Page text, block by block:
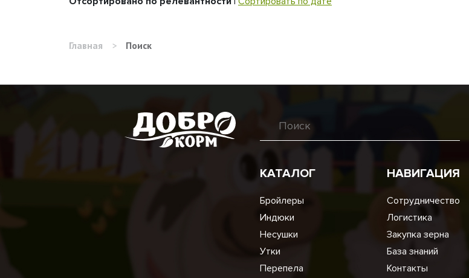
Главная > Поиск
КАТАЛОГ
Бройлеры
Индюки
Несушки
Утки
Перепела
НАВИГАЦИЯ
Сотрудничество
Логистика
Закупка зерна
База знаний
Контакты